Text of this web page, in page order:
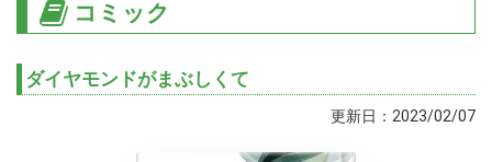
コミック
ダイヤモンドがまぶしくて
更新日：2023/02/07